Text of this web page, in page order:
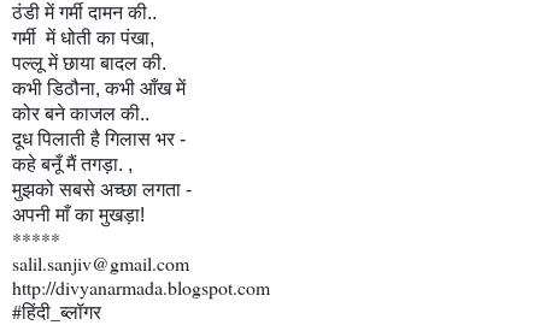
ठंडी में गर्मी दामन की..
गर्मी में धोती का पंखा,
पल्लू में छाया बादल की.
कभी डिठौना, कभी आँख में
कोर बने काजल की..
दूध पिलाती है गिलास भर -
कहे बनूँ मैं तगड़ा. ,
मुझको सबसे अच्छा लगता -
अपनी माँ का मुखड़ा!
*****
salil.sanjiv@gmail.com
http://divyanarmada.blogspot.com
#हिंदी_ब्लॉगर